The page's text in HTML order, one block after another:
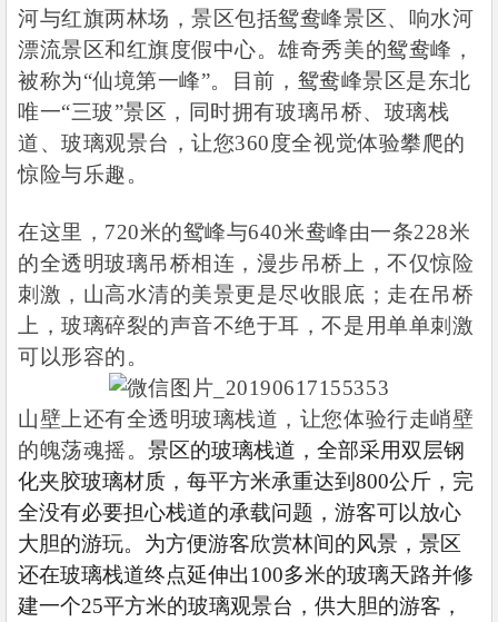
河与红旗两林场，景区包括鸳鸯峰景区、响水河
漂流景区和红旗度假中心。雄奇秀美的鸳鸯峰，
被称为“仙境第一峰”。目前，鸳鸯峰景区是东北
唯一“三玻”景区，同时拥有玻璃吊桥、玻璃栈
道、玻璃观景台，让您360度全视觉体验攀爬的
惊险与乐趣。
在这里， 720米的鸳峰与640米鸯峰由一条228米
的全透明玻璃吊桥相连，漫步吊桥上，不仅惊险
刺激，山高水清的美景更是尽收眼底；走在吊桥
上，玻璃碎裂的声音不绝于耳，不是用单单刺激
可以形容的。
山壁上还有全透明玻璃栈道，让您体验行走峭壁
的魄荡魂摇。景区的玻璃栈道，全部采用双层钢
化夹胶玻璃材质，每平方米承重达到 800公斤，完
全没有必要担心栈道的承载问题，游客可以放心
大胆的游玩。为方便游客欣赏林间的风景，景区
还在玻璃栈道终点延伸出100多米的玻璃天路并修
建一个25平方米的玻璃观景台，供大胆的游客，